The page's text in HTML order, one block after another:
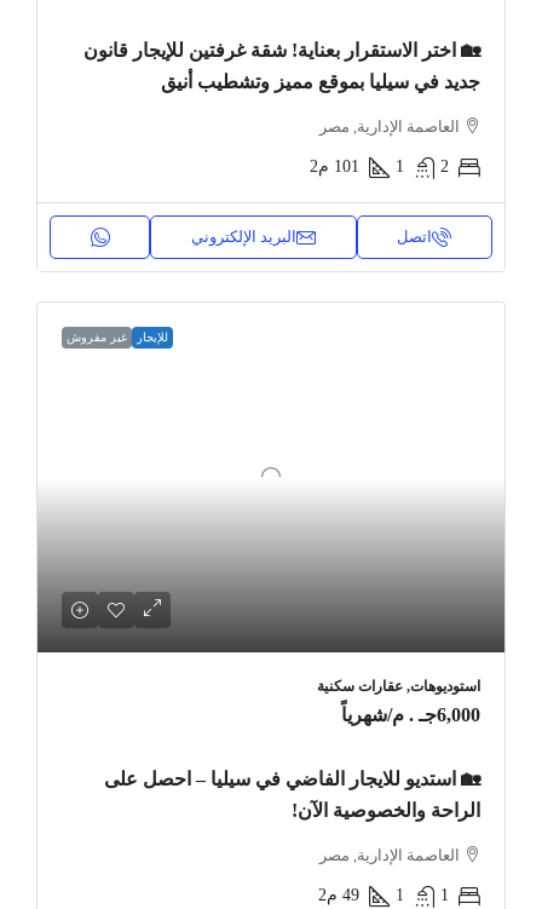
🏡 اختر الاستقرار بعناية! شقة غرفتين للإيجار قانون
جديد في سيليا بموقع مميز وتشطيب أنيق
العاصمة الإدارية, مصر
2
1
101 م2
اتصل البريد الإلكتروني
للإيجار غير مفروش
استوديوهات, عقارات سكنية
6,000جـ . م /شهرياً
🏡 استديو للايجار الفاضي في سيليا – احصل على
الراحة والخصوصية الآن!
العاصمة الإدارية, مصر
1
1
49 م2